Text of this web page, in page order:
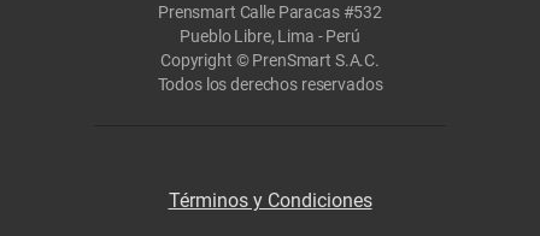
Prensmart Calle Paracas #532
Pueblo Libre, Lima - Perú
Copyright © PrenSmart S.A.C.
Todos los derechos reservados
Términos y Condiciones